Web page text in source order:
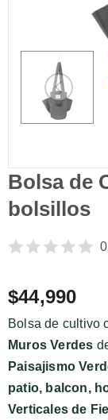
Bolsa de
bolsillos
$44,990
Bolsa de cultivo
Muros Verdes
Paisajismo
patio, balcon,
Verticales de